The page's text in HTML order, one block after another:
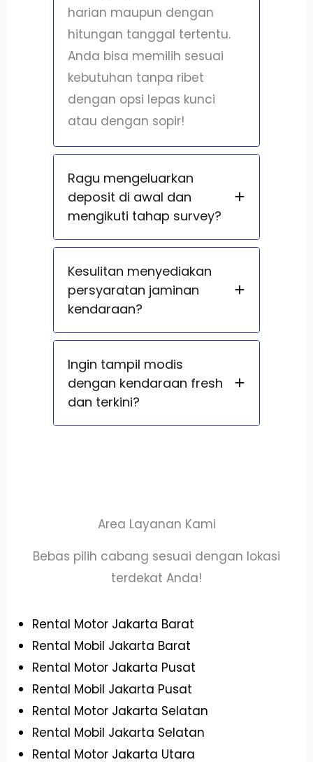
harian maupun dengan
hitungan tanggal tertentu.
Anda bisa memilih sesuai
kebutuhan tanpa ribet
dengan opsi lepas kunci
atau dengan sopir!
Ragu mengeluarkan
deposit di awal dan
mengikuti tahap survey?
Kesulitan menyediakan
persyaratan jaminan
kendaraan?
Ingin tampil modis
dengan kendaraan fresh
dan terkini?
Area Layanan Kami
Bebas pilih cabang sesuai dengan lokasi
terdekat Anda!
Rental Motor Jakarta Barat
Rental Mobil Jakarta Barat
Rental Motor Jakarta Pusat
Rental Mobil Jakarta Pusat
Rental Motor Jakarta Selatan
Rental Mobil Jakarta Selatan
Rental Motor Jakarta Utara